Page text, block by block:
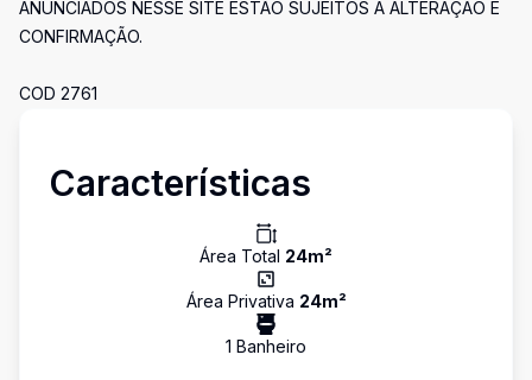
ANUNCIADOS NESSE SITE ESTÃO SUJEITOS A ALTERAÇÃO E
CONFIRMAÇÃO.
COD 2761
Características
Área Total 24m²
Área Privativa 24m²
1 Banheiro